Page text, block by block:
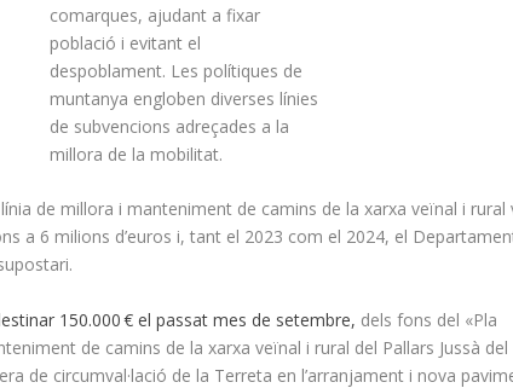
comarques, ajudant a fixar
població i evitant el
despoblament. Les polítiques de
muntanya engloben diverses línies
de subvencions adreçades a la
millora de la mobilitat.
de millora i manteniment de camins de la xarxa veïnal i rural
a 6 milions d’euros i, tant el 2023 com el 2024, el
150.000 € el passat mes de setembre, dels fons del «Pla
de camins de la xarxa veïnal i rural del Pallars Jussà del
de circumval·lació de la Terreta en l’arranjament i nova